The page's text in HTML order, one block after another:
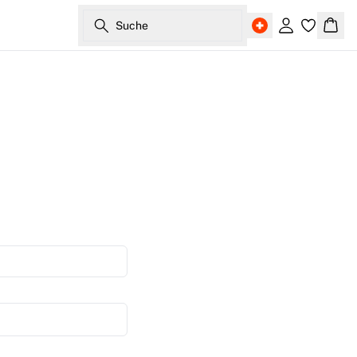
Suche
Einloggen